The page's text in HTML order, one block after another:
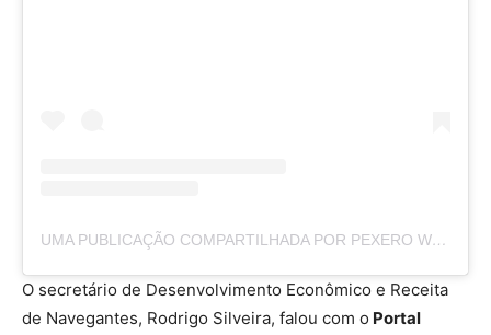
UMA PUBLICAÇÃO COMPARTILHADA POR PEXERO WEB (@PEXEROWEB)
O secretário de Desenvolvimento Econômico e Receita
de Navegantes, Rodrigo Silveira, falou com o Portal